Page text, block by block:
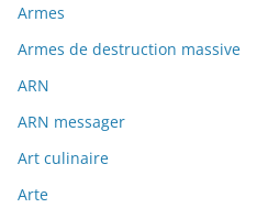
Armes
Armes de destruction massive
ARN
ARN messager
Art culinaire
Arte